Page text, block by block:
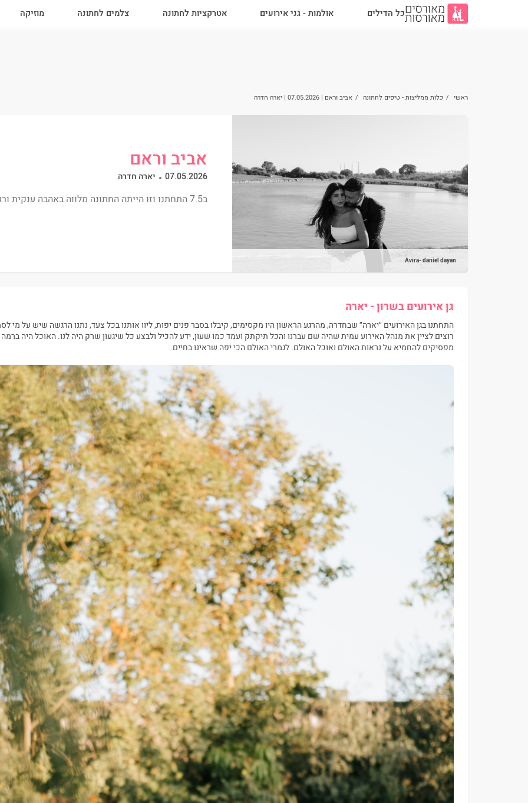
כל הדילים אולמות - גני אירועים אטרקציות לחתונה צלמים לחתונה מוזיקה
ראשי / כלות ממליצות - טיפים לחתונה / אביב וראם | 07.05.2026 | יארה חדרה
Avira- daniel dayan
אביב וראם
07.05.2026 יארה חדרה
ב7.5 התחתנו וזו הייתה החתונה מלווה באהבה ענקית ורגעים שהלב לא מצליח להכיל♥️
גן אירועים בשרון - יארה
התחתנו בגן האירועים ״יארה״ שבחדרה, מהרגע הראשון היו מקסימים, קיבלו בסבר פנים יפות, ליוו אותנו בכל צעד, נתנו הרגשה שיש על מי
רוצים לציין את מנהל האירוע עמית שהיה שם עברנו והכל תיקתק ועמד כמו שעון, ידע להכיל ולבצע כל שיגעון שרק היה לנו. האוכל היה
מפסיקים להחמיא על נראות האולם ואוכל האולם. לגמרי האולם הכי יפה שראינו בחיים.